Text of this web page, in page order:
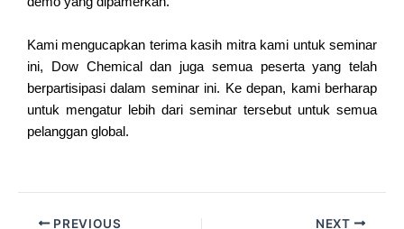
Kami mengucapkan terima kasih mitra kami untuk seminar
ini, Dow Chemical dan juga semua peserta yang telah
berpartisipasi dalam seminar ini. Ke depan, kami berharap
untuk mengatur lebih dari seminar tersebut untuk semua
pelanggan global.
PREVIOUS NEXT